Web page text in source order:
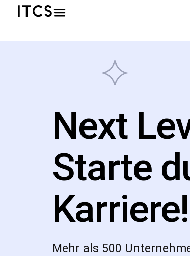
Next
Starte
Karriere!
Mehr als 500